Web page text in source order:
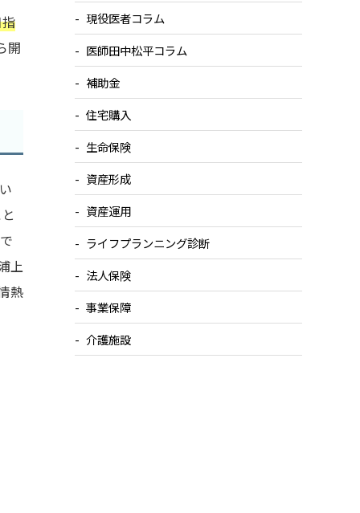
開
上
熱
現役医者コラム
医師田中松平コラム
補助金
住宅購入
生命保険
資産形成
資産運用
ライフプランニング診断
法人保険
事業保障
介護施設